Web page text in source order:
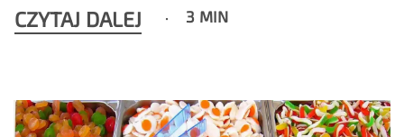
CZYTAJ DALEJ 3 MIN